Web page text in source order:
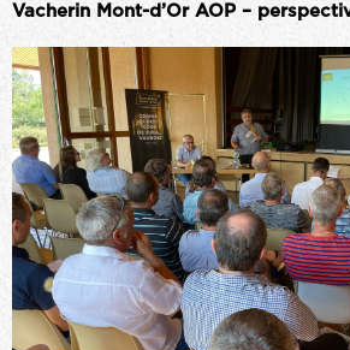
Vacherin Mont-d’Or AOP –